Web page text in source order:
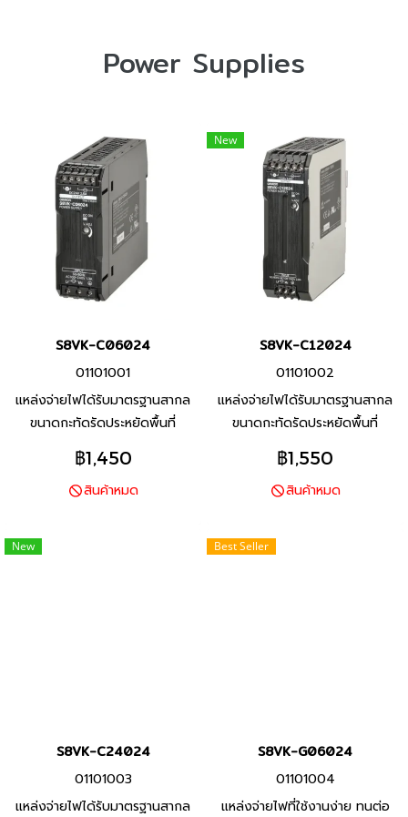
Power Supplies
S8VK-C06024
01101001
แหล่งจ่ายไฟได้รับมาตรฐานสากล
ขนาดกะทัดรัดประหยัดพื้นที่
฿1,450
สินค้าหมด
New
S8VK-C12024
01101002
แหล่งจ่ายไฟได้รับมาตรฐานสากล
ขนาดกะทัดรัดประหยัดพื้นที่
฿1,550
สินค้าหมด
New
S8VK-C24024
01101003
แหล่งจ่ายไฟได้รับมาตรฐานสากล
Best Seller
S8VK-G06024
01101004
แหล่งจ่ายไฟที่ใช้งานง่าย ทนต่อ